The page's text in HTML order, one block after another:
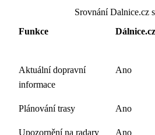
Srovnání Dalnice.cz
Funkce
Dálnice.cz
Aktuální dopravní
informace
Ano
Plánování trasy Ano
Upozornění na radary Ano